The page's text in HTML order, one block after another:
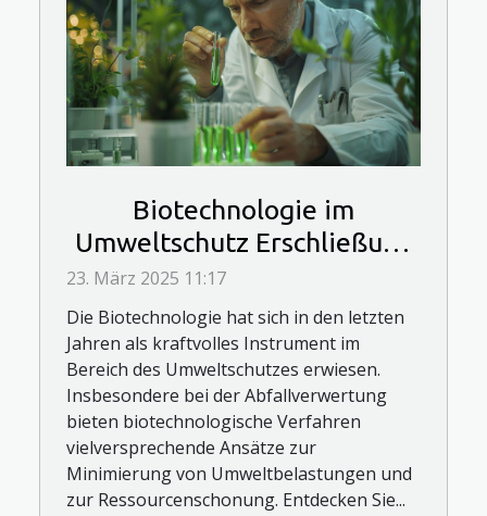
Biotechnologie im
Umweltschutz Erschließung
neuer Methoden zur
Abfallverwertung
23. März 2025 11:17
Die Biotechnologie hat sich in den letzten
Jahren als kraftvolles Instrument im
Bereich des Umweltschutzes erwiesen.
Insbesondere bei der Abfallverwertung
bieten biotechnologische Verfahren
vielversprechende Ansätze zur
Minimierung von Umweltbelastungen und
zur Ressourcenschonung. Entdecken Sie...